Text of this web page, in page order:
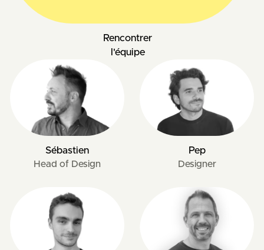
Rencontrer
l'équipe
Sébastien
Head of Design
Pep
Designer